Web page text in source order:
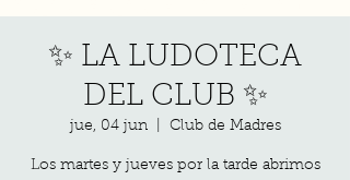
✨ LA LUDOTECA
DEL CLUB ✨
jue, 04 jun
  |
Club de Madres
Los martes y jueves por la tarde abrimos